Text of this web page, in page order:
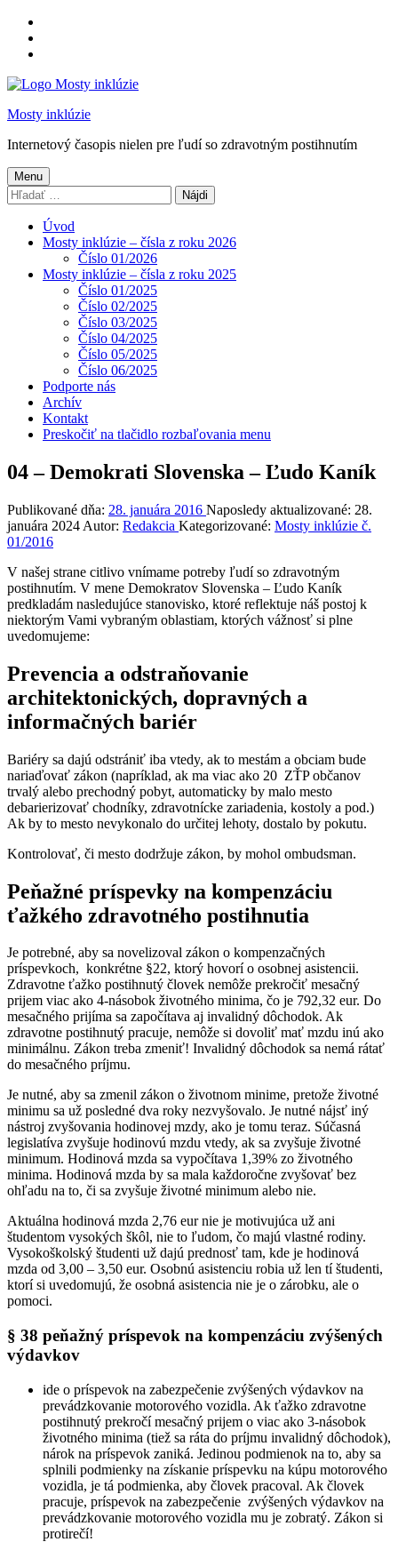
obsah
pätičku
Mosty inklúzie
Internetový časopis nielen pre ľudí so zdravotným postihnutím
Menu
Hľadať:
Úvod
Mosty inklúzie – čísla z roku 2026
Číslo 01/2026
Mosty inklúzie – čísla z roku 2025
Číslo 01/2025
Číslo 02/2025
Číslo 03/2025
Číslo 04/2025
Číslo 05/2025
Číslo 06/2025
Podporte nás
Archív
Kontakt
Preskočiť na tlačidlo rozbaľovania menu
04 – Demokrati Slovenska – Ľudo Kaník
Publikované dňa: 28. januára 2016 Naposledy aktualizované: 28.
januára 2024 Autor: Redakcia Kategorizované: Mosty inklúzie č.
01/2016
V našej strane citlivo vnímame potreby ľudí so zdravotným
postihnutím. V mene Demokratov Slovenska – Ľudo Kaník
predkladám nasledujúce stanovisko, ktoré reflektuje náš postoj k
niektorým Vami vybraným oblastiam, ktorých vážnosť si plne
uvedomujeme:
Prevencia a odstraňovanie
architektonických, dopravných a
informačných bariér
Bariéry sa dajú odstrániť iba vtedy, ak to mestám a obciam bude
nariaďovať zákon (napríklad, ak ma viac ako 20 ZŤP občanov
trvalý alebo prechodný pobyt, automaticky by malo mesto
debarierizovať chodníky, zdravotnícke zariadenia, kostoly a pod.)
Ak by to mesto nevykonalo do určitej lehoty, dostalo by pokutu.
Kontrolovať, či mesto dodržuje zákon, by mohol ombudsman.
Peňažné príspevky na kompenzáciu
ťažkého zdravotného postihnutia
Je potrebné, aby sa novelizoval zákon o kompenzačných
príspevkoch, konkrétne §22, ktorý hovorí o osobnej asistencii.
Zdravotne ťažko postihnutý človek nemôže prekročiť mesačný
prijem viac ako 4-násobok životného minima, čo je 792,32 eur. Do
mesačného prijíma sa započítava aj invalidný dôchodok. Ak
zdravotne postihnutý pracuje, nemôže si dovoliť mať mzdu inú ako
minimálnu. Zákon treba zmeniť! Invalidný dôchodok sa nemá rátať
do mesačného príjmu.
Je nutné, aby sa zmenil zákon o životnom minime, pretože životné
minimu sa už posledné dva roky nezvyšovalo. Je nutné nájsť iný
nástroj zvyšovania hodinovej mzdy, ako je tomu teraz. Súčasná
legislatíva zvyšuje hodinovú mzdu vtedy, ak sa zvyšuje životné
minimum. Hodinová mzda sa vypočítava 1,39% zo životného
minima. Hodinová mzda by sa mala každoročne zvyšovať bez
ohľadu na to, či sa zvyšuje životné minimum alebo nie.
Aktuálna hodinová mzda 2,76 eur nie je motivujúca už ani
študentom vysokých škôl, nie to ľudom, čo majú vlastné rodiny.
Vysokoškolský študenti už dajú prednosť tam, kde je hodinová
mzda od 3,00 – 3,50 eur. Osobnú asistenciu robia už len tí študenti,
ktorí si uvedomujú, že osobná asistencia nie je o zárobku, ale o
pomoci.
§ 38 peňažný príspevok na kompenzáciu zvýšených
výdavkov
ide o príspevok na zabezpečenie zvýšených výdavkov na
prevádzkovanie motorového vozidla. Ak ťažko zdravotne
postihnutý prekročí mesačný prijem o viac ako 3-násobok
životného minima (tiež sa ráta do príjmu invalidný dôchodok),
nárok na príspevok zaniká. Jedinou podmienok na to, aby sa
splnili podmienky na získanie príspevku na kúpu motorového
vozidla, je tá podmienka, aby človek pracoval. Ak človek
pracuje, príspevok na zabezpečenie zvýšených výdavkov na
prevádzkovanie motorového vozidla mu je zobratý. Zákon si
protirečí!